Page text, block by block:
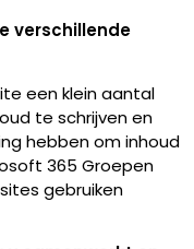
verschillende
een klein aantal
te schrijven en
hebben om inhoud
365 Groepen
gebruiken